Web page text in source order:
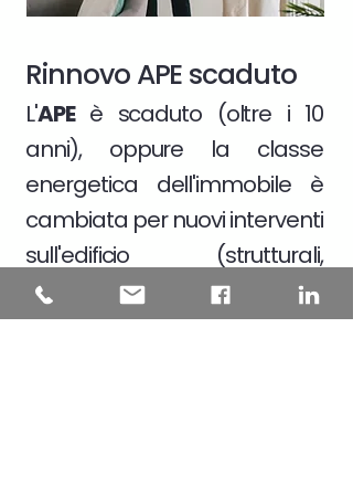
Rinnovo APE scaduto
L'APEè scaduto (oltre i 10
anni), oppure la classe
energetica dell'immobile è
cambiata per nuovi interventi
sull'edificio (strutturali,
impiantistici, cambio dei dati
catastali)